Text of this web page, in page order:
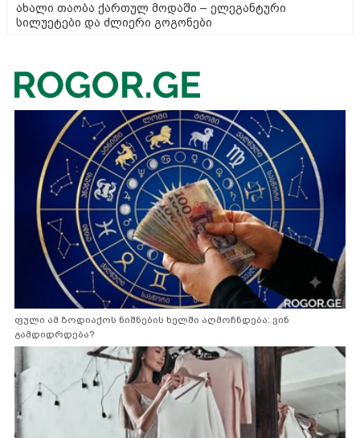
ახალი თაობა ქართულ მოდაში – ელეგანტური
სილუეტები და ძლიერი გოგონები
ფული ამ ზოდიაქოს ნიშნების ხელში აღმოჩნდება: ვინ
გამდიდრდება?